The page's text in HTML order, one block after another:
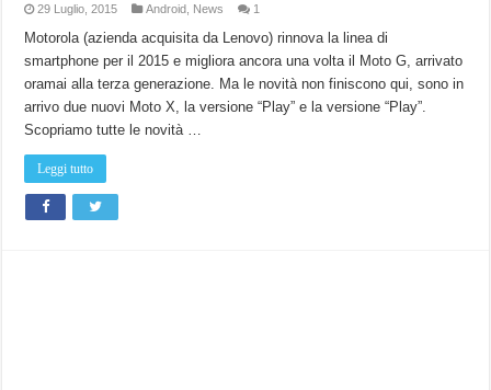
29 Luglio, 2015 Android News 1
Motorola (azienda acquisita da Lenovo) rinnova la linea di
smartphone per il 2015 e migliora ancora una volta il Moto G, arrivato
oramai alla terza generazione. Ma le novità non finiscono qui, sono in
arrivo due nuovi Moto X, la versione “Play” e la versione “Play”.
Scopriamo tutte le novità …
Leggi tutto